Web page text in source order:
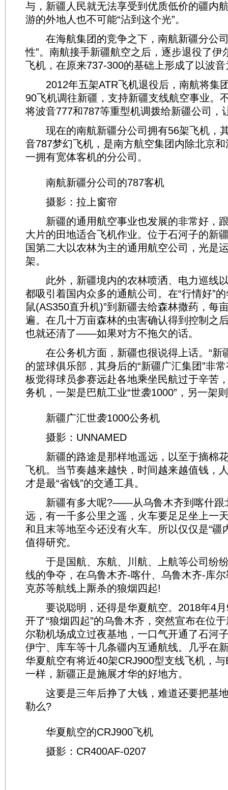
与，新疆人民就无法享受到优质低价的疆内
游的外地人也不可能“沾到这个光”。
在海航集团的竞争之下，南航新疆分公司
性”。南航接手新疆航空之后，逐步退役了伊
飞机，在原来737-300的基础上形成了以波
2012年五架ATR飞机退役后，南航将集
90飞机调往新疆，支持新疆支线航空事业。
将波音777和787等重型机调拨给新疆公司，
现在的南航新疆分公司拥有56架飞机，
音787梦幻飞机，是南方航空集团内除北京
一拥有宽体客机的分公司。
南航新疆分公司的787客机
摄影：拉上窗帘
新疆的通用航空事业也发展的非常好，
大片的田地适合飞机作业。位于石河子的新
国第二大以农林为主的通用航空公司，光是
架。
此外，新疆境内的农林喷洒、电力巡线
都吸引着国内众多的通航公司。在“行情好”
鼠(AS350直升机)”到新疆去给森林撒药，每
遍。在几十万亩森林的虫害确认得到控制之
也就还清了——如果对方不拖欠的话。
在公务机方面，新疆也很说得上话。“新
的篮球俱乐部，其身后的“新疆广汇集团”非
板觉得球员参赛远赴各地乘坐民航过于辛苦
务机，一架是巴航工业“世袭1000”，另一架
新疆广汇世袭1000公务机
摄影：UNNAMED
新疆的路途是那样地遥远，以至于摘棉
飞机。当节奏越来越快，时间越来越值钱，
才是最“省钱”的交通工具。
新疆有多大呢?——从乌鲁木齐到喀什跟
远，有一千多公里之遥，火车要足足坐上一
和且末等地至今还没有火车。所以仅仅是“疆
值得研究。
于是国航、东航、川航、上航等公司纷
线的争夺，在乌鲁木齐-喀什、乌鲁木齐-库
克苏等航线上厮杀的狼烟四起!
要说聪明，还得是华夏航空。2018年4月
开了“狼烟四起”的乌鲁木齐，突然宣布在位
尔勒机场成立过夜基地，一口气开通了石河
伊宁、库车等十几条疆内互通航线。几乎在
华夏航空有将近40架CRJ900型支线飞机，
一样，新疆正是施展才华的好地方。
这要是三年后挣了大钱，难道还要把基
勒么?
华夏航空的CRJ900飞机
摄影：CR400AF-0207